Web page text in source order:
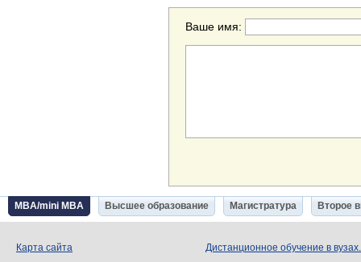
Ваше имя:
MBA/mini MBA Высшее образование Магистратура Второе
Карта сайта Дистанционное обучение в